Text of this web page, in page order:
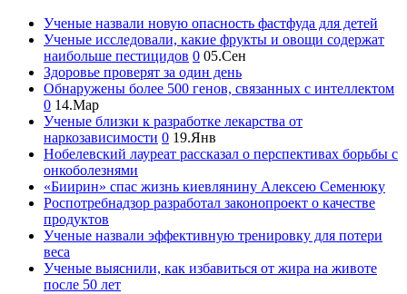
Ученые назвали новую опасность фастфуда для детей
Ученые исследовали, какие фрукты и овощи содержат
наибольше пестицидов 0 05.Сен
Здоровье проверят за один день
Обнаружены более 500 генов, связанных с интеллектом
0 14.Мар
Ученые близки к разработке лекарства от
наркозависимости 0 19.Янв
Нобелевский лауреат рассказал о перспективах борьбы с
онкоболезнями
«Биирин» спас жизнь киевлянину Алексею Семенюку
Роспотребнадзор разработал законопроект о качестве
продуктов
Ученые назвали эффективную тренировку для потери
веса
Ученые выяснили, как избавиться от жира на животе
после 50 лет